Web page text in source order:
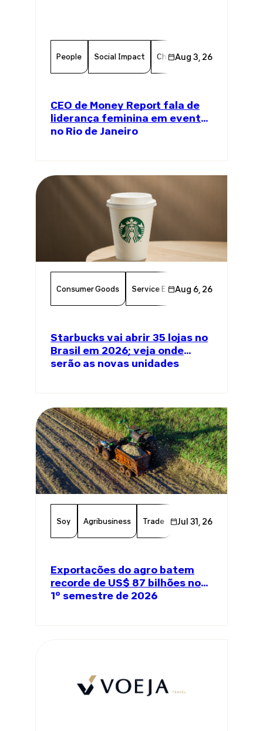
People Social Impact Chamber Member
Aug 3, 26
CEO de Money Report fala de
liderança feminina em evento
no Rio de Janeiro
Consumer Goods Service Excellence
Aug 6, 26
Starbucks vai abrir 35 lojas no
Brasil em 2026; veja onde
serão as novas unidades
Soy Agribusiness Trade Global Trade
Jul 31, 26
Exportações do agro batem
recorde de US$ 87 bilhões no
1º semestre de 2026